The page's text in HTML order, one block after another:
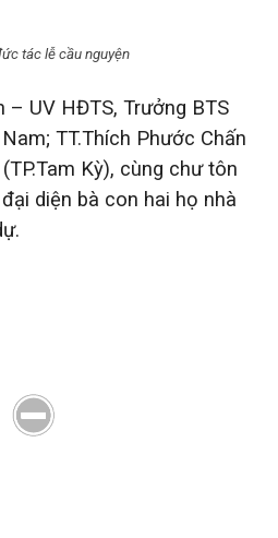
tác lễ cầu nguyện
– UV HĐTS, Trưởng BTS
TT.Thích Phước Chấn
Kỳ), cùng chư tôn
diện bà con hai họ nhà